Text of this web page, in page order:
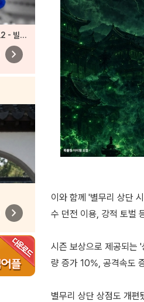
[RZCOS] 브라운더스트2 - 빌헬미나 (Model. JooA)
chevron_right
chevron_right
이와 함께 '별무리 상단
수 던전 이용, 강적 토벌
시즌 보상으로 제공되는
량 증가 10%, 공격속도
별무리 상단 상점도 개편